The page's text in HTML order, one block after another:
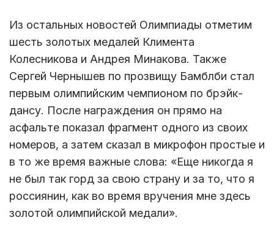
Из остальных новостей Олимпиады отметим
шесть золотых медалей Климента
Колесникова и Андрея Минакова. Также
Сергей Чернышев по прозвищу Бамблби стал
первым олимпийским чемпионом по брэйк-
дансу. После награждения он прямо на
асфальте показал фрагмент одного из своих
номеров, а затем сказал в микрофон простые и
в то же время важные слова: «Еще никогда я
не был так горд за свою страну и за то, что я
россиянин, как во время вручения мне здесь
золотой олимпийской медали».